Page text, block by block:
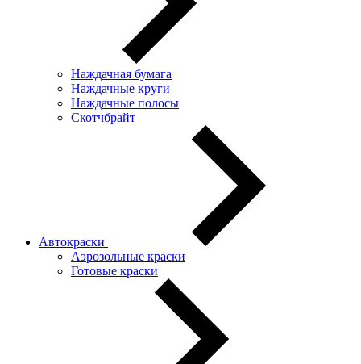
Наждачная бумага
Наждачные круги
Наждачные полосы
Скотчбрайт
Автокраски
Аэрозольные краски
Готовые краски